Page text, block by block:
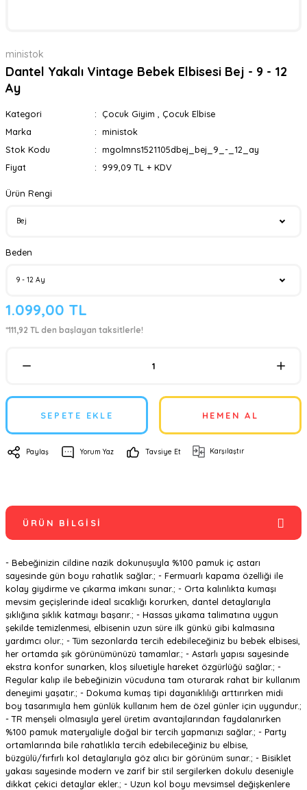
ministok
Dantel Yakalı Vintage Bebek Elbisesi Bej - 9 - 12
Ay
Kategori Çocuk Giyim
Çocuk Elbise
Marka
ministok
Stok Kodu
mgolmns1521105dbej_bej_9_-_12_ay
Fiyat
999,09 TL + KDV
Ürün Rengi
Beden
1.099,00 TL
*111,92 TL den başlayan taksitlerle!
SEPETE EKLE HEMEN AL
Paylaş Yorum Yaz Tavsiye Et Karşılaştır
ÜRÜN BILGISI
- Bebeğinizin cildine nazik dokunuşuyla %100 pamuk iç astarı
sayesinde gün boyu rahatlık sağlar.; - Fermuarlı kapama özelliği ile
kolay giydirme ve çıkarma imkanı sunar.; - Orta kalınlıkta kumaşı
mevsim geçişlerinde ideal sıcaklığı korurken, dantel detaylarıyla
şıklığına şıklık katmayı başarır.; - Hassas yıkama talimatına uygun
şekilde temizlenmesi, elbisenin uzun süre ilk günkü gibi kalmasına
yardımcı olur.; - Tüm sezonlarda tercih edebileceğiniz bu bebek elbisesi,
her ortamda şık görünümünüzü tamamlar.; - Astarlı yapısı sayesinde
ekstra konfor sunarken, kloş siluetiyle hareket özgürlüğü sağlar.; -
Regular kalıp ile bebeğinizin vücuduna tam oturarak rahat bir kullanım
deneyimi yaşatır.; - Dokuma kumaş tipi dayanıklılığı arttırırken midi
boy tasarımıyla hem günlük kullanım hem de özel günler için uygundur.;
- TR menşeli olmasıyla yerel üretim avantajlarından faydalanırken
%100 pamuk materyaliyle doğal bir tercih yapmanızı sağlar.; - Party
ortamlarında bile rahatlıkla tercih edebileceğiniz bu elbise,
büzgülü/fırfırlı kol detaylarıyla göz alıcı bir görünüm sunar.; - Bisiklet
yakası sayesinde modern ve zarif bir stil sergilerken dokulu deseniyle
dikkat çekici detaylar ekler.; - Uzun kol boyu mevsimsel değişkenlere